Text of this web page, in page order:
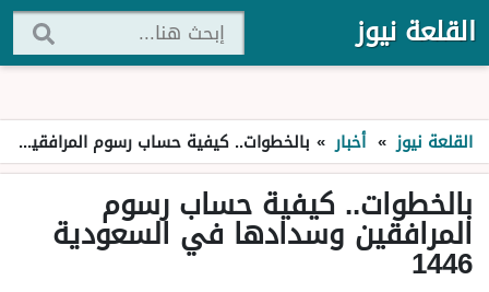
القلعة نيوز
القلعة نيوز » أخبار » بالخطوات.. كيفية حساب رسوم المرافقين وسدادها في السعودية 1446
بالخطوات.. كيفية حساب رسوم
المرافقين وسدادها في السعودية
1446